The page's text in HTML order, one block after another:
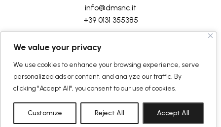
We value your privacy
We use cookies to enhance your browsing experience, serve
personalized ads or content, and analyze our traffic. By
clicking "Accept All", you consent to our use of cookies.
Customize Reject All Accept All
info@dmsnc.it
+39 0131 355385
©2026 D.M.Semilavorati srlTutti i diritti riservati
Politica GeneraleRendicontazione
Cookie Policy Privacy Policy Termini e condizioni